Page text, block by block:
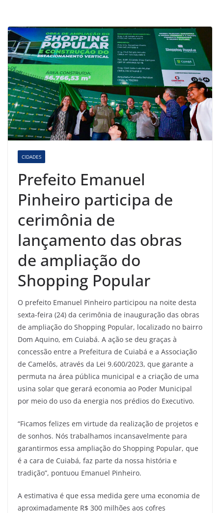
CIDADES
Prefeito Emanuel
Pinheiro participa de
cerimônia de
lançamento das obras
de ampliação do
Shopping Popular
O prefeito Emanuel Pinheiro participou na noite desta
sexta-feira (24) da cerimônia de inauguração das obras
de ampliação do Shopping Popular, localizado no bairro
Dom Aquino, em Cuiabá. A ação se deu graças à
concessão entre a Prefeitura de Cuiabá e a Associação
de Camelôs, através da Lei 9.600/2023, que garante a
permuta na área pública municipal e a criação de uma
usina solar que gerará economia ao Poder Municipal
por meio do uso da energia nos prédios do Executivo.
“Ficamos felizes em virtude da realização de projetos e
de sonhos. Nós trabalhamos incansavelmente para
garantirmos essa ampliação do Shopping Popular, que
é a cara de Cuiabá, faz parte da nossa história e
tradição”, pontuou Emanuel Pinheiro.
A estimativa é que essa medida gere uma economia de
aproximadamente R$ 300 milhões aos cofres